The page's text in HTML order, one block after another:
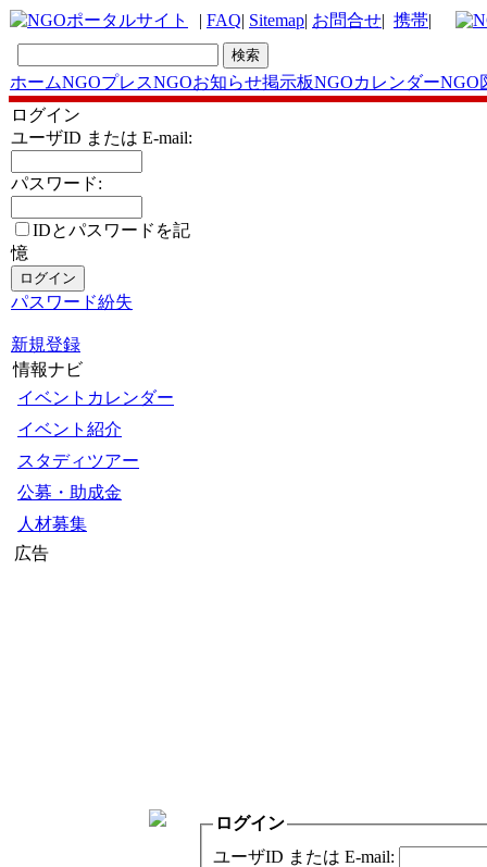
| FAQ| Sitemap| お問合せ| 携帯|
ホームNGOプレスNGOお知らせ掲示板NGOカレンダーNGO
ログイン
ユーザID または E-mail:
パスワード:
IDとパスワードを記
憶
パスワード紛失
新規登録
情報ナビ
イベントカレンダー
イベント紹介
スタディツアー
公募・助成金
人材募集
広告
ログイン
ユーザID または E-mail: